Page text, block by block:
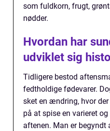
som fuldkorn, frugt,
nødder.
Hvordan har
udviklet sig
Tidligere bestod
fedtholdige fødevarer.
sket en ændring, hvor
på at spise en varieret
aftenen. Man er